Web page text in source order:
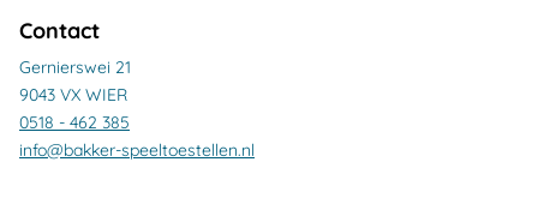
Contact
Gernierswei 21
9043 VX WIER
0518 - 462 385
info@bakker-speeltoestellen.nl